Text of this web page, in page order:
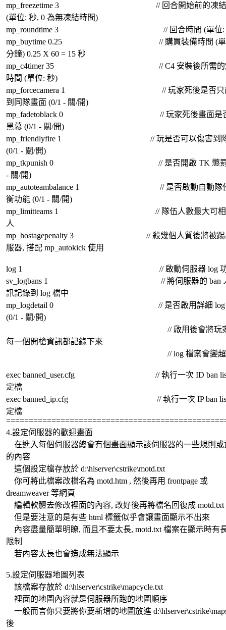
mp_freezetime 3 // 回合開始前的凍結
(單位: 秒, 0 為無凍結時間)
mp_roundtime 3 // 回合時間 (單位:
mp_buytime 0.25 // 購買裝備時間 (單
分鐘) 0.25 X 60 = 15 秒
mp_c4timer 35 // C4 安裝後所需的
時間 (單位: 秒)
mp_forcecamera 1 // 玩家死後是否只
到同隊畫面 (0/1 - 關/開)
mp_fadetoblack 0 // 玩家死後畫面是
黑幕 (0/1 - 關/開)
mp_friendlyfire 1 // 玩是否可以傷害到
(0/1 - 關/開)
mp_tkpunish 0 // 是否開啟 TK 懲罰
- 關/開)
mp_autoteambalance 1 // 是否啟動自動隊
衡功能 (0/1 - 關/開)
mp_limitteams 1 // 隊伍人數最大可相
人
mp_hostagepenalty 3 // 殺幾個人質後將被踢
服器, 搭配 mp_autokick 使用
log 1 // 啟動伺服器 log 功
sv_logbans 1 // 將伺服器的 ban
訊記錄到 log 檔中
mp_logdetail 0 // 是否啟用詳細 log
(0/1 - 關/開)
// 啟用後會將玩家
每一個開槍資訊都記錄下來
// log 檔案會變超
exec banned_user.cfg // 執行一次 ID ban
定檔
exec banned_ip.cfg // 執行一次 IP ban list
定檔
4.設定伺服器的歡迎畫面
在進入每個伺服器總會有個畫面顯示該伺服器的一些規則或
的內容
這個設定檔存放於 d:\hlserver\cstrike\motd.txt
你可將此檔案改檔名為 motd.htm , 然後再用 frontpage 或
dreamweaver 等網頁
編輯軟體去修改裡面的內容, 改好後再將檔名回復成 motd.txt
但是要注意的是有些 html 標籤似乎會讓畫面顯示不出來
內容盡量簡單明瞭, 而且不要太長, motd.txt 檔案在顯示時有
限制
若內容太長也會造成無法顯示
5.設定伺服器地圖列表
該檔案存放於 d:\hlserver\cstrike\mapcycle.txt
裡面的地圖內容就是伺服器所跑的地圖順序
一般而言你只要將你要新增的地圖放進
後